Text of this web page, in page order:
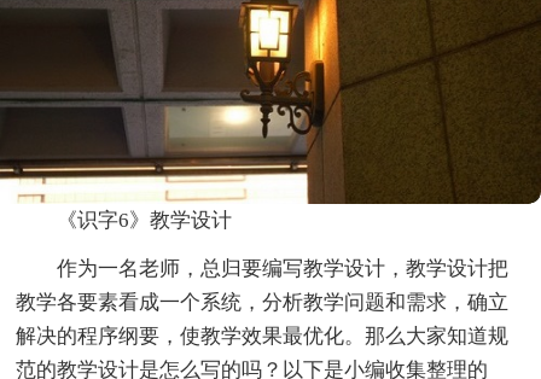
《识字6》教学设计
作为一名老师，总归要编写教学设计，教学设计把
教学各要素看成一个系统，分析教学问题和需求，确立
解决的程序纲要，使教学效果最优化。那么大家知道规
范的教学设计是怎么写的吗？以下是小编收集整理的